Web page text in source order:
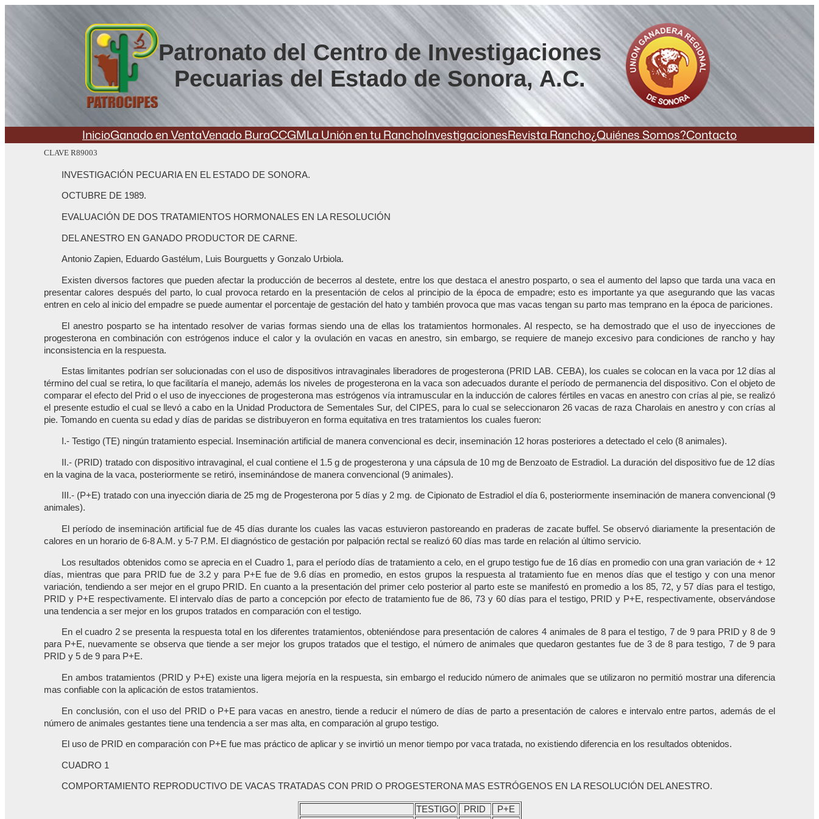
Patronato del Centro de Investigaciones
Pecuarias del Estado de Sonora, A.C.
InicioGanado en VentaVenado BuraCCGMLa Unión en tu RanchoInvestigacionesRevista Rancho¿Quiénes Somos?Contacto
CLAVE R89003
INVESTIGACIÓN PECUARIA EN EL ESTADO DE SONORA.
OCTUBRE DE 1989.
EVALUACIÓN DE DOS TRATAMIENTOS HORMONALES EN LA RESOLUCIÓN
DEL ANESTRO EN GANADO PRODUCTOR DE CARNE.
Antonio Zapien, Eduardo Gastélum, Luis Bourguetts y Gonzalo Urbiola.
Existen diversos factores que pueden afectar la producción de becerros al destete, entre los que destaca el anestro posparto, o sea el aumento del lapso que tarda una vaca en
presentar calores después del parto, lo cual provoca retardo en la presentación de celos al principio de la época de empadre; esto es importante ya que asegurando que las vacas
entren en celo al inicio del empadre se puede aumentar el porcentaje de gestación del hato y también provoca que mas vacas tengan su parto mas temprano en la época de pariciones.
El anestro posparto se ha intentado resolver de varias formas siendo una de ellas los tratamientos hormonales. Al respecto, se ha demostrado que el uso de inyecciones de
progesterona en combinación con estrógenos induce el calor y la ovulación en vacas en anestro, sin embargo, se requiere de manejo excesivo para condiciones de rancho y hay
inconsistencia en la respuesta.
Estas limitantes podrían ser solucionadas con el uso de dispositivos intravaginales liberadores de progesterona (PRID LAB. CEBA), los cuales se colocan en la vaca por 12 días al
término del cual se retira, lo que facilitaría el manejo, además los niveles de progesterona en la vaca son adecuados durante el período de permanencia del dispositivo. Con el objeto de
comparar el efecto del Prid o el uso de inyecciones de progesterona mas estrógenos vía intramuscular en la inducción de calores fértiles en vacas en anestro con crías al pie, se realizó
el presente estudio el cual se llevó a cabo en la Unidad Productora de Sementales Sur, del CIPES, para lo cual se seleccionaron 26 vacas de raza Charolais en anestro y con crías al
pie. Tomando en cuenta su edad y días de paridas se distribuyeron en forma equitativa en tres tratamientos los cuales fueron:
I.- Testigo (TE) ningún tratamiento especial. Inseminación artificial de manera convencional es decir, inseminación 12 horas posteriores a detectado el celo (8 animales).
II.- (PRID) tratado con dispositivo intravaginal, el cual contiene el 1.5 g de progesterona y una cápsula de 10 mg de Benzoato de Estradiol. La duración del dispositivo fue de 12 días
en la vagina de la vaca, posteriormente se retiró, inseminándose de manera convencional (9 animales).
III.- (P+E) tratado con una inyección diaria de 25 mg de Progesterona por 5 días y 2 mg. de Cipionato de Estradiol el día 6, posteriormente inseminación de manera convencional (9
animales).
El período de inseminación artificial fue de 45 días durante los cuales las vacas estuvieron pastoreando en praderas de zacate buffel. Se observó diariamente la presentación de
calores en un horario de 6-8 A.M. y 5-7 P.M. El diagnóstico de gestación por palpación rectal se realizó 60 días mas tarde en relación al último servicio.
Los resultados obtenidos como se aprecia en el Cuadro 1, para el período días de tratamiento a celo, en el grupo testigo fue de 16 días en promedio con una gran variación de + 12
días, mientras que para PRID fue de 3.2 y para P+E fue de 9.6 días en promedio, en estos grupos la respuesta al tratamiento fue en menos días que el testigo y con una menor
variación, tendiendo a ser mejor en el grupo PRID. En cuanto a la presentación del primer celo posterior al parto este se manifestó en promedio a los 85, 72, y 57 días para el testigo,
PRID y P+E respectivamente. El intervalo días de parto a concepción por efecto de tratamiento fue de 86, 73 y 60 días para el testigo, PRID y P+E, respectivamente, observándose
una tendencia a ser mejor en los grupos tratados en comparación con el testigo.
En el cuadro 2 se presenta la respuesta total en los diferentes tratamientos, obteniéndose para presentación de calores 4 animales de 8 para el testigo, 7 de 9 para PRID y 8 de 9
para P+E, nuevamente se observa que tiende a ser mejor los grupos tratados que el testigo, el número de animales que quedaron gestantes fue de 3 de 8 para testigo, 7 de 9 para
PRID y 5 de 9 para P+E.
En ambos tratamientos (PRID y P+E) existe una ligera mejoría en la respuesta, sin embargo el reducido número de animales que se utilizaron no permitió mostrar una diferencia
mas confiable con la aplicación de estos tratamientos.
En conclusión, con el uso del PRID o P+E para vacas en anestro, tiende a reducir el número de días de parto a presentación de calores e intervalo entre partos, además de el
número de animales gestantes tiene una tendencia a ser mas alta, en comparación al grupo testigo.
El uso de PRID en comparación con P+E fue mas práctico de aplicar y se invirtió un menor tiempo por vaca tratada, no existiendo diferencia en los resultados obtenidos.
CUADRO 1
COMPORTAMIENTO REPRODUCTIVO DE VACAS TRATADAS CON PRID O PROGESTERONA MAS ESTRÓGENOS EN LA RESOLUCIÓN DEL ANESTRO.
TESTIGO PRID
P+E